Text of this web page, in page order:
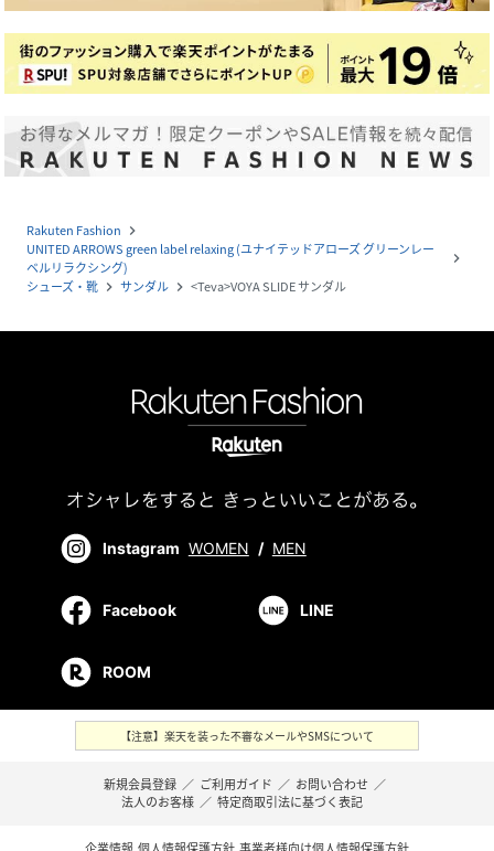
Rakuten Fashion navigate_next
UNITED ARROWS green label relaxing (ユナイテッドアローズ グリーンレー
ベルリラクシング)
navigate_next
シューズ・靴 navigate_next サンダル navigate_next <Teva>VOYA SLIDE サンダル
Instagram WOMEN / MEN
Facebook LINE
ROOM
【注意】楽天を装った不審なメールやSMSについて
新規会員登録 ／ ご利用ガイド ／ お問い合わせ ／
法人のお客様 ／ 特定商取引法に基づく表記